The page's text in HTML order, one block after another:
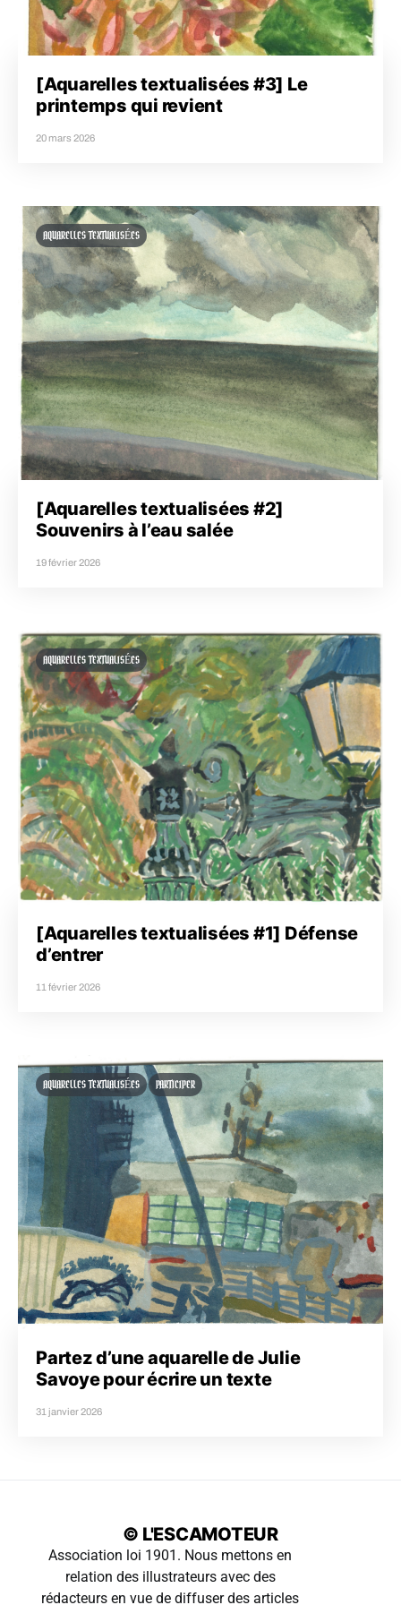
[Aquarelles textualisées #3] Le
printemps qui revient
20 mars 2026
AQUARELLES TEXTUALISÉES
[Aquarelles textualisées #2]
Souvenirs à l’eau salée
19 février 2026
AQUARELLES TEXTUALISÉES
[Aquarelles textualisées #1] Défense
d’entrer
11 février 2026
AQUARELLES TEXTUALISÉES PARTICIPER
Partez d’une aquarelle de Julie
Savoye pour écrire un texte
31 janvier 2026
© L'ESCAMOTEUR
Association loi 1901. Nous mettons en
relation des illustrateurs avec des
rédacteurs en vue de diffuser des articles